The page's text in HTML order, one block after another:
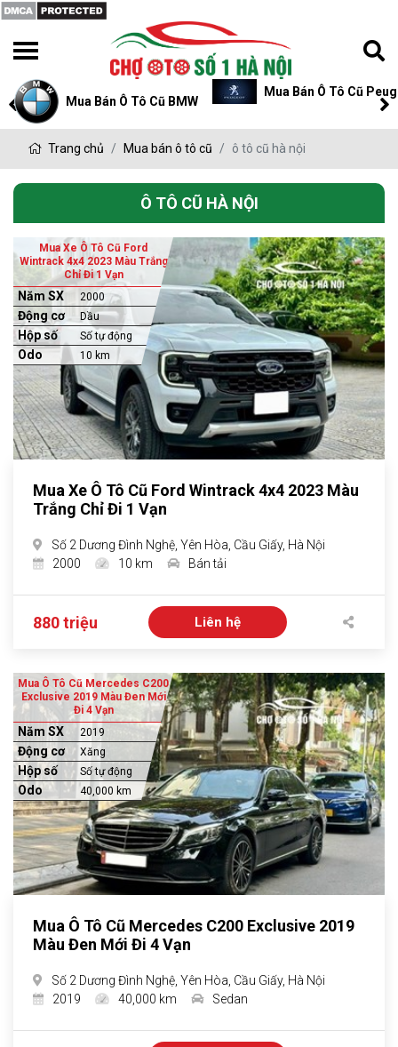
Mua Bán Ô Tô Cũ Peugeot Mua Bán Ô Tô Cũ
Trang chủ Mua bán ô tô cũ ô tô cũ hà nội
Ô TÔ CŨ HÀ NỘI
Mua Xe Ô Tô Cũ Ford
Wintrack 4x4 2023 Màu Trắng
Chỉ Đi 1 Vạn
Năm SX 2000
Động cơ Dầu
Hộp số Số tự động
Odo 10 km
Mua Xe Ô Tô Cũ Ford Wintrack 4x4 2023 Màu
Trắng Chỉ Đi 1 Vạn
Số 2 Dương Đình Nghệ, Yên Hòa, Cầu Giấy, Hà Nội
2000
10 km Bán tải
880 triệu Liên hệ
Mua Ô Tô Cũ Mercedes C200
Exclusive 2019 Màu Đen Mới
Đi 4 Vạn
Năm SX 2019
Động cơ Xăng
Hộp số Số tự động
Odo 40,000 km
Mua Ô Tô Cũ Mercedes C200 Exclusive 2019
Màu Đen Mới Đi 4 Vạn
Số 2 Dương Đình Nghệ, Yên Hòa, Cầu Giấy, Hà Nội
2019
40,000 km Sedan